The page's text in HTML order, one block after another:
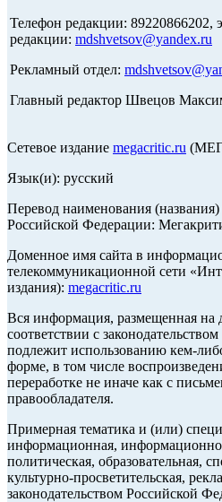
Телефон редакции: 89220866202,
редакции: mdshvetsov@yandex.ru
Рекламный отдел:
Главный редактор Швецов
Сетевое издание megacritic.ru
Язык(и): русский
Перевод наименования
Российской Федерации:
Доменное имя сайта в
телекоммуникационной сети
издания): megacritic.ru
Вся информация, размещенная на
соответствии с
подлежит использованию кем-
форме, в том числе
переработке не иначе как с
правообладателя.
Примерная тематика и (или)
информационная,
политическая, образовательная,
культурно-просветительская,
законодательством Российской